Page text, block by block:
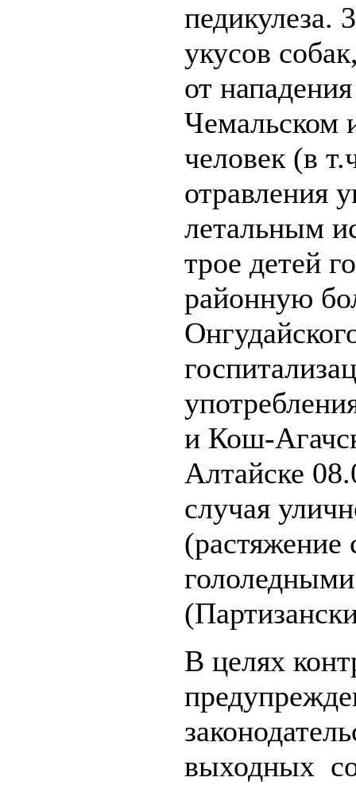
педикулеза.
укусов
от
Чемальском
человек (в
отравления
летальным
трое детей
районную
и Кош-
Алтайске
случая
(растяжение
В целях
выходных